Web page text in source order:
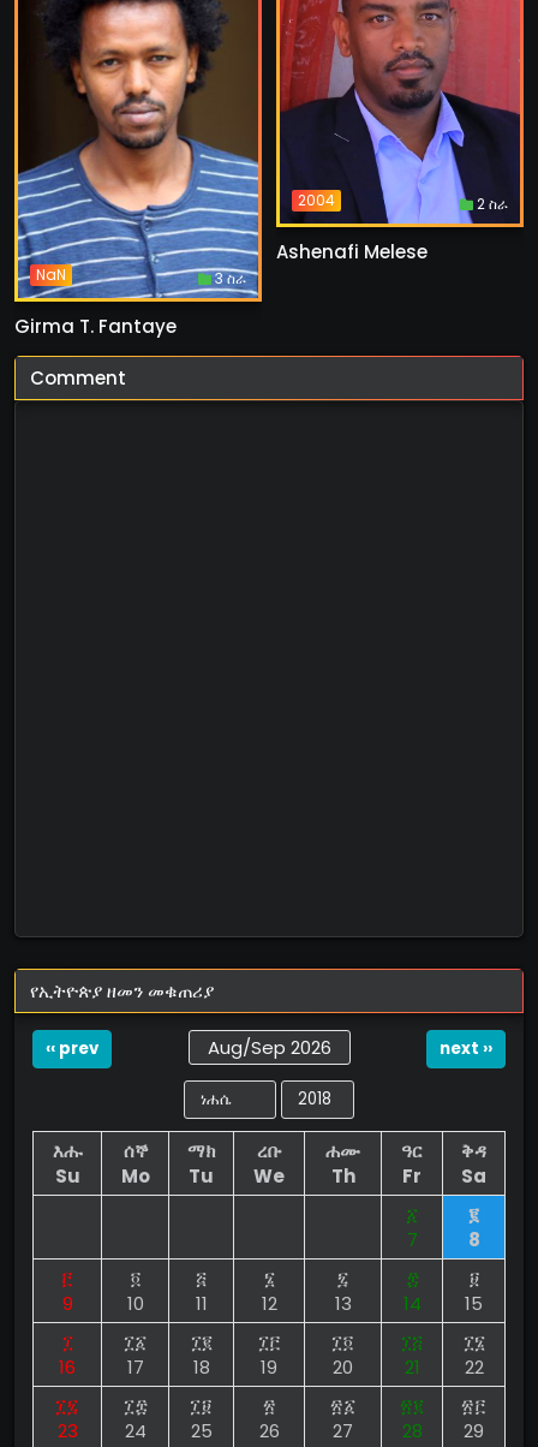
NaN 3 ስራ
Girma T. Fantaye
2004 2 ስራ
Ashenafi Melese
Comment
የኢትዮጵያ ዘመን መቁጠሪያ
‹‹ prev Aug/Sep 2026 next ››
እሑ
Su
ሰኞ
Mo
ማክ
Tu
ረቡ
We
ሐሙ
Th
ዓር
Fr
ቅዳ
Sa
፩
7
፪
8
፫
9
፬
10
፭
11
፮
12
፯
13
፰
14
፱
15
፲
16
፲፩
17
፲፪
18
፲፫
19
፲፬
20
፲፭
21
፲፮
22
፲፯
23
፲፰
24
፲፱
25
፳
26
፳፩
27
፳፪
28
፳፫
29